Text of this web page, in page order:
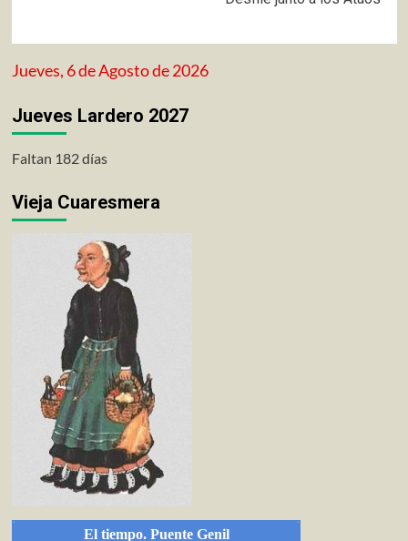
Jueves, 6 de Agosto de 2026
Jueves Lardero 2027
Faltan 182 días
Vieja Cuaresmera